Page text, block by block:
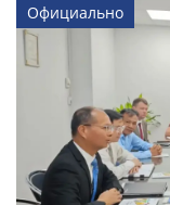
Официально